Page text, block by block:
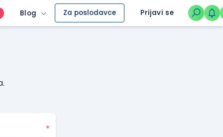
Blog Za poslodavce Prijavi se
*